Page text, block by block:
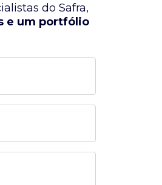
do Safra,
e um portfólio